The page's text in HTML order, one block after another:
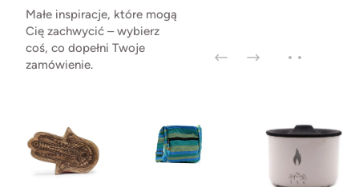
Małe inspiracje, które mogą
Cię zachwycić – wybierz
coś, co dopełni Twoje
zamówienie.